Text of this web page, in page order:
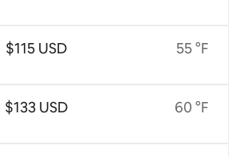
$115 USD
$133 USD
55 °F
60 °F